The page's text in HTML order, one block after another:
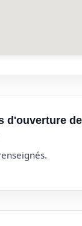
d'ouverture